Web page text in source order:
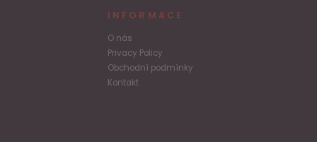
INFORMACE
O nás
Privacy Policy
Obchodní podmínky
Kontakt